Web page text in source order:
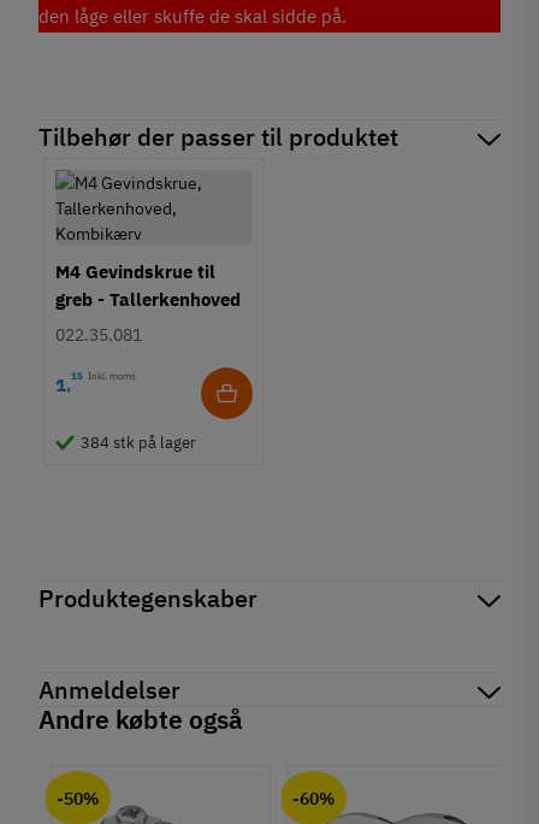
den låge eller skuffe de skal sidde på.
Tilbehør der passer til produktet
M4 Gevindskrue til
greb - Tallerkenhoved
- Krydskærv
022.35.081
1,15 Inkl. moms
384 stk på lager
Produktegenskaber
På lager2 Varer
Produktinformation
Materiale
Zinklegering
Anmeldelser
Andre købte også
-50% -60%